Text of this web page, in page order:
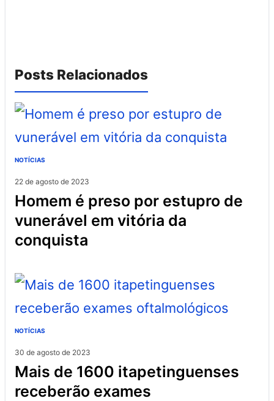
Posts Relacionados
NOTÍCIAS
22 de agosto de 2023
homem é preso por estupro de
vunerável em vitória da
conquista
NOTÍCIAS
30 de agosto de 2023
mais de 1600 itapetinguenses
receberão exames